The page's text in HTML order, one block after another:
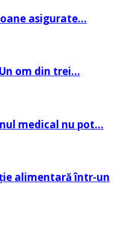
asigurate…
om din trei…
medical nu pot…
alimentară într-un